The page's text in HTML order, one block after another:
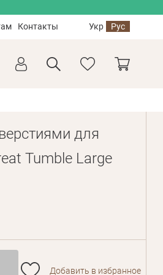
Контакты Укр Рус
для
Tumble Large
Добавить в избранное